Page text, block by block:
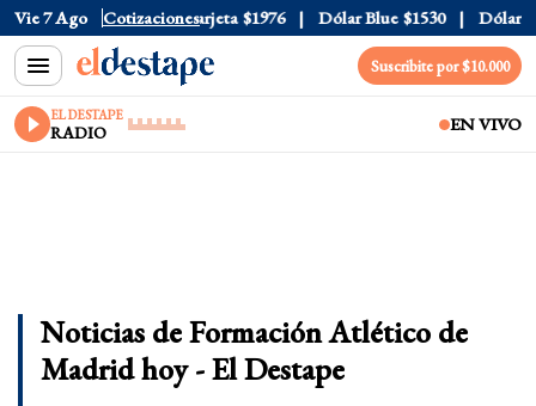
Vie 7 Ago Cotizaciones
$1520 Dólar Tarjeta $1976 Dólar Blue $1530 Dólar CCL
Suscribite por $10.000
EL DESTAPE
RADIO EN VIVO
Noticias de Formación Atlético de
Madrid hoy - El Destape